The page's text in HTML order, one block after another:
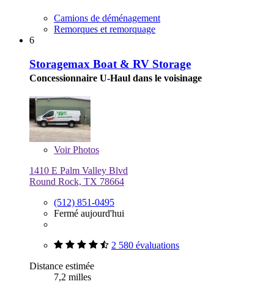
Camions de déménagement
Remorques et remorquage
6
Storagemax Boat & RV Storage
Concessionnaire U-Haul dans le voisinage
VoirPhotos
1410 E Palm Valley Blvd
Round Rock, TX 78664
(512) 851-0495
Fermé aujourd'hui
2 580 évaluations
Distance estimée
7,2 milles